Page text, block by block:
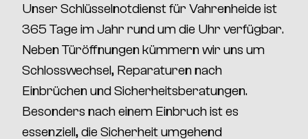
Unser Schlüsselnotdienst für Vahrenheide ist
365 Tage im Jahr rund um die Uhr verfügbar.
Neben Türöffnungen kümmern wir uns um
Schlosswechsel, Reparaturen nach
Einbrüchen und Sicherheitsberatungen.
Besonders nach einem Einbruch ist es
essenziell, die Sicherheit umgehend